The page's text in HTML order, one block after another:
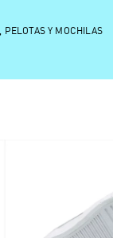
Y MOCHILAS